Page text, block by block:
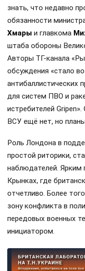
знать, что недавно
обязанности
Хмары и главкома
штаба обороны
Авторы ТГ-канала
обсуждения «стало
антибаллистических
для систем ПВО и
истребителей
ВСУ ещё нет, но
Роль Лондона в
простой риторики,
наблюдателей. Ярким
Крынках, где
отчетливо. Более
зону конфликта в
передовых военных
инициатором.